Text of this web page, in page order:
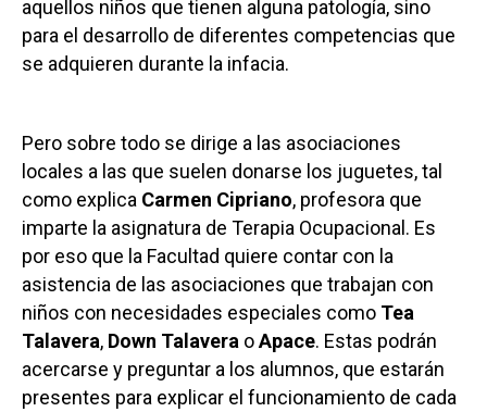
aquellos niños que tienen alguna patología, sino
para el desarrollo de diferentes competencias que
se adquieren durante la infacia.
Pero sobre todo se dirige a las asociaciones
locales a las que suelen donarse los juguetes, tal
como explica Carmen Cipriano, profesora que
imparte la asignatura de Terapia Ocupacional. Es
por eso que la Facultad quiere contar con la
asistencia de las asociaciones que trabajan con
niños con necesidades especiales como Tea
Talavera, Down Talavera oApace. Estas podrán
acercarse y preguntar a los alumnos, que estarán
presentes para explicar el funcionamiento de cada